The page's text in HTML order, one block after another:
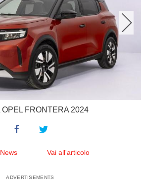
OPEL FRONTERA 2024
Vai all'articolo